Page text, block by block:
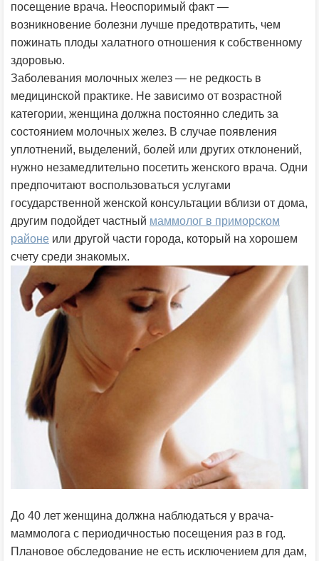
посещение врача. Неоспоримый факт —
возникновение болезни лучше предотвратить, чем
пожинать плоды халатного отношения к собственному
здоровью.
Заболевания молочных желез — не редкость в
медицинской практике. Не зависимо от возрастной
категории, женщина должна постоянно следить за
состоянием молочных желез. В случае появления
уплотнений, выделений, болей или других отклонений,
нужно незамедлительно посетить женского врача. Одни
предпочитают воспользоваться услугами
государственной женской консультации вблизи от дома,
другим подойдет частный маммолог в приморском
районе или другой части города, который на хорошем
счету среди знакомых.
До 40 лет женщина должна наблюдаться у врача-
маммолога с периодичностью посещения раз в год.
Плановое обследование не есть исключением для дам,